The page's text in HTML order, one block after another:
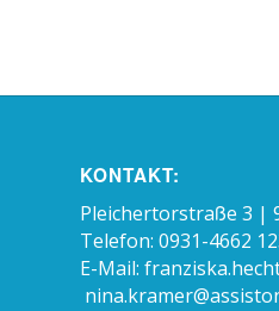
KONTAKT:
Pleichertorstraße 3 |
Telefon: 0931-4662
E-Mail: